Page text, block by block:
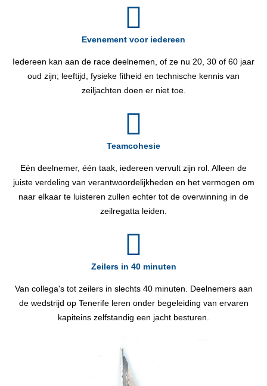
Evenement voor iedereen
Iedereen kan aan de race deelnemen, of ze nu 20, 30 of 60 jaar
oud zijn; leeftijd, fysieke fitheid en technische kennis van
zeiljachten doen er niet toe.
Teamcohesie
Eén deelnemer, één taak, iedereen vervult zijn rol. Alleen de
juiste verdeling van verantwoordelijkheden en het vermogen om
naar elkaar te luisteren zullen echter tot de overwinning in de
zeilregatta leiden.
Zeilers in 40 minuten
Van collega's tot zeilers in slechts 40 minuten. Deelnemers aan
de wedstrijd op Tenerife leren onder begeleiding van ervaren
kapiteins zelfstandig een jacht besturen.